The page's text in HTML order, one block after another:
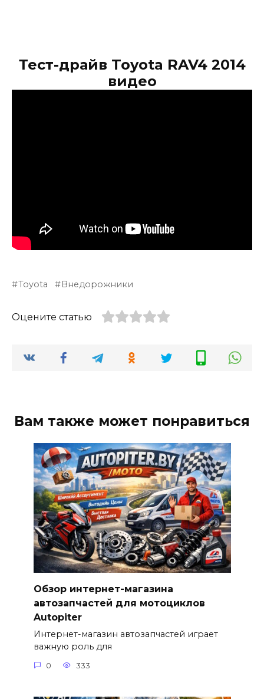
Тест-драйв Toyota RAV4 2014
видео
Toyota Внедорожники
Оцените статью
Вам также может понравиться
Обзор интернет-магазина
автозапчастей для мотоциклов
Autopiter
Интернет-магазин автозапчастей играет
важную роль для
0 333